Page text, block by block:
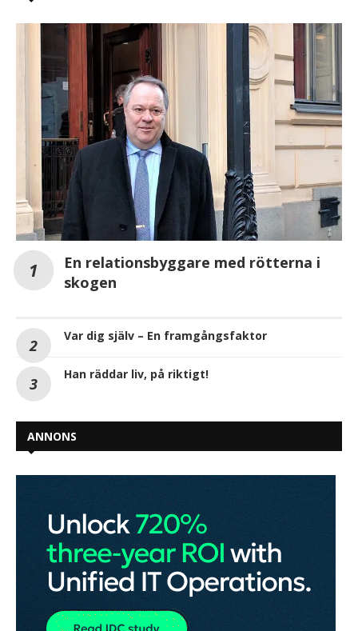
En relationsbyggare med rötterna i
skogen
Var dig själv – En framgångsfaktor
Han räddar liv, på riktigt!
ANNONS